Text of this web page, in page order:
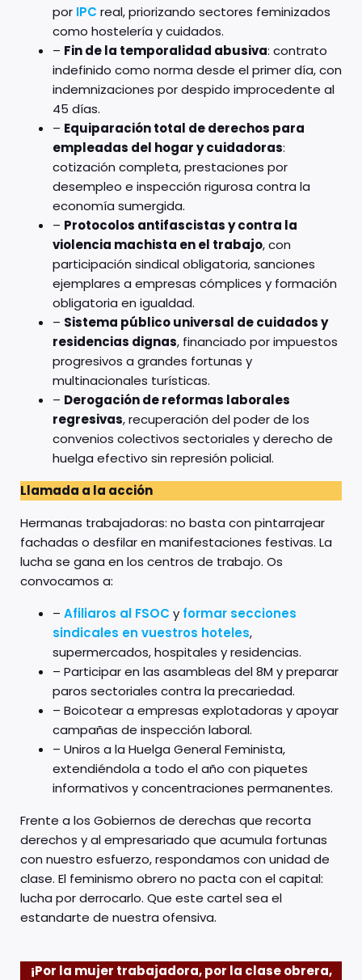
por IPC real, priorizando sectores feminizados
como hostelería y cuidados.
– Fin de la temporalidad abusiva: contrato
indefinido como norma desde el primer día, con
indemnizaciones por despido improcedente al
45 días.
– Equiparación total de derechos para
empleadas del hogar y cuidadoras:
cotización completa, prestaciones por
desempleo e inspección rigurosa contra la
economía sumergida.
– Protocolos antifascistas y contra la
violencia machista en el trabajo, con
participación sindical obligatoria, sanciones
ejemplares a empresas cómplices y formación
obligatoria en igualdad.
– Sistema público universal de cuidados y
residencias dignas, financiado por impuestos
progresivos a grandes fortunas y
multinacionales turísticas.
– Derogación de reformas laborales
regresivas, recuperación del poder de los
convenios colectivos sectoriales y derecho de
huelga efectivo sin represión policial.
Llamada a la acción
Hermanas trabajadoras: no basta con pintarrajear
fachadas o desfilar en manifestaciones festivas. La
lucha se gana en los centros de trabajo. Os
convocamos a:
– Afiliaros al FSOC y formar secciones
sindicales en vuestros hoteles,
supermercados, hospitales y residencias.
– Participar en las asambleas del 8M y preparar
paros sectoriales contra la precariedad.
– Boicotear a empresas explotadoras y apoyar
campañas de inspección laboral.
– Uniros a la Huelga General Feminista,
extendiéndola a todo el año con piquetes
informativos y concentraciones permanentes.
Frente a los Gobiernos de derechas que recorta
derechos y al empresariado que acumula fortunas
con nuestro esfuerzo, respondamos con unidad de
clase. El feminismo obrero no pacta con el capital:
lucha por derrocarlo. Que este cartel sea el
estandarte de nuestra ofensiva.
¡Por la mujer trabajadora, por la clase obrera,